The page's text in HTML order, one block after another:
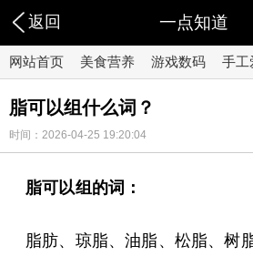
返回 一点知道
网站首页 美食营养 游戏数码 手工
脂可以组什么词？
时间：2026-04-25 19:20:04
脂可以组的词：
脂肪、琼脂、油脂、松脂、树